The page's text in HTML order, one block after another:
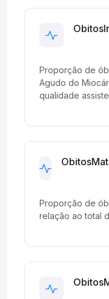
Proporção de
Agudo do
qualidade
Proporção de
relação ao total